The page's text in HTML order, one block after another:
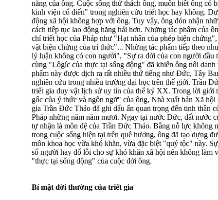
năng của ông. Cuộc sống thử thách ông, muốn biết ông có
kinh viện cổ điển" trong nghiên cứu triết học hay không.
động xã hội không hợp với ông. Tuy vậy, ông đón nhận
cách tiếp tục lao động hăng hái hơn. Những tác phẩm của
chí triết học của Pháp như "Hạt nhân của phép biện
vật biện chứng của trí thức"... Những tác phẩm tiếp theo
lý luận không có con người", "Sự ra đời của con người đầu
cùng "Lôgíc của thực tại sống động" đã khiến ông nổi
phẩm này được dịch ra rất nhiều thứ tiếng như Đức, Tây
nghiên cứu trong nhiều trường đại học trên thế giới. Trần
triết gia duy vật lịch sử uy tín của thế kỷ XX. Trong lời giới
gốc của ý thức và ngôn ngữ" của ông, Nhà xuất bản Xã
gia Trần Đức Thảo đã ghi dấu ấn quan trọng đến tinh thần
Pháp những năm năm mươi. Ngay tại nước Đức, đất nước
tự nhận là môn đệ của Trần Đức Thảo. Bằng nỗ lực không
trong cuộc sống hiện tại trên quê hương, ông đã tạo dựng
môn khoa học vừa khó khăn, vừa đặc biệt "quý tộc" này.
số người hay đổ lỗi cho sự khó khăn xã hội nên không làm
"thực tại sống động" của cuộc đời ông.
Bí mật đời thường của triết gia